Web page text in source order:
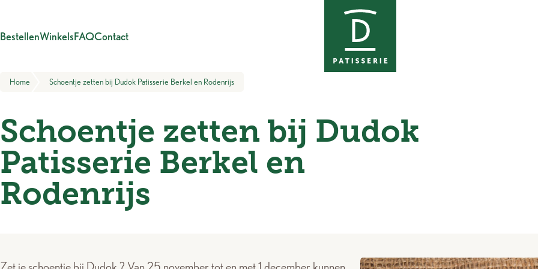
BestellenWinkelsFAQContact
Home van Dudok Patisserie
Home Schoentje zetten bij Dudok Patisserie Berkel en Rodenrijs
Schoentje zetten bij Dudok
Patisserie Berkel en
Rodenrijs